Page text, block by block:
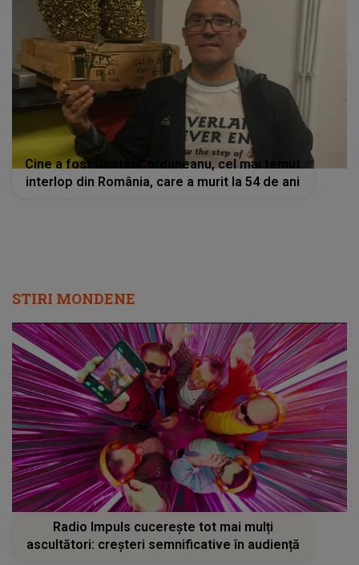
Cine a fost Costel Corduneanu, cel mai temut
interlop din România, care a murit la 54 de ani
STIRI MONDENE
Radio Impuls cucerește tot mai mulți
ascultători: creșteri semnificative în audiență